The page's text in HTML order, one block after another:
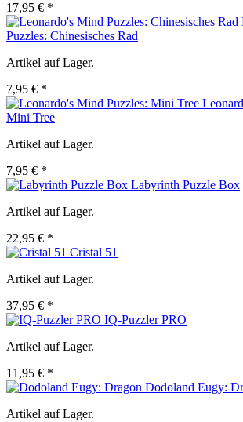
17,95 € *
Puzzles: Chinesisches Rad
Artikel auf Lager.
7,95 € *
Mini Tree
Artikel auf Lager.
7,95 € *
Labyrinth Puzzle Box
Artikel auf Lager.
22,95 € *
Cristal 51
Artikel auf Lager.
37,95 € *
IQ-Puzzler PRO
Artikel auf Lager.
11,95 € *
Dodoland Eugy:
Artikel auf Lager.